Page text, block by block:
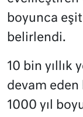
boyunca
belirlendi.
10 bin yıllık
devam eden
1000 yıl